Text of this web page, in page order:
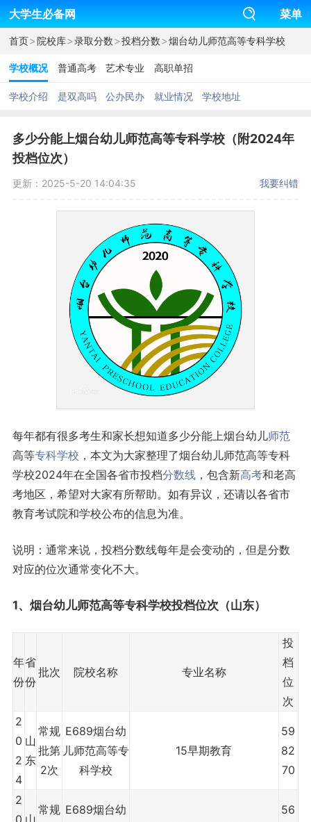
大学生必备网 菜单
首页>院校库>录取分数>投档分数>烟台幼儿师范高等专科学校
学校概况 普通高考 艺术专业 高职单招
学校介绍 是双高吗 公办民办 就业情况 学校地址
多少分能上烟台幼儿师范高等专科学校（附2024年
投档位次）
更新：2025-5-20 14:04:35 我要纠错
每年都有很多考生和家长想知道多少分能上烟台幼儿师范
高等专科学校 ，本文为大家整理了烟台幼儿师范高等专科
学校2024年在全国各省市投档分数线，包含新高考和老高
考地区，希望对大家有所帮助。如有异议，还请以各省市
教育考试院和学校公布的信息为准。
说明：通常来说，投档分数线每年是会变动的，但是分数
对应的位次通常变化不大。
1、烟台幼儿师范高等专科学校投档位次（山东）
年
份
省
份
批次 院校名称 专业名称
投
档
位
次
2
0
2
4
山
东
常规
批第
2次
E689烟台幼
儿师范高等专
科学校
15早期教育
59
82
70
2
常规 E689烟台幼
56